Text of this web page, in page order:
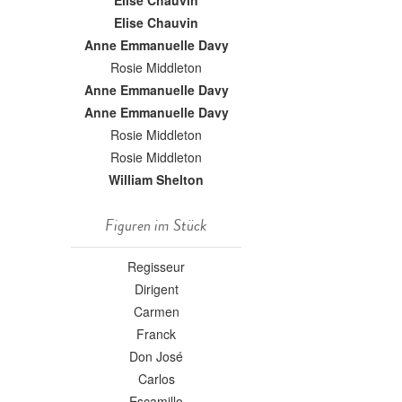
Elise Chauvin
Anne Emmanuelle Davy
Rosie Middleton
Anne Emmanuelle Davy
Anne Emmanuelle Davy
Rosie Middleton
Rosie Middleton
William Shelton
Figuren im Stück
Regisseur
Dirigent
Carmen
Franck
Don José
Carlos